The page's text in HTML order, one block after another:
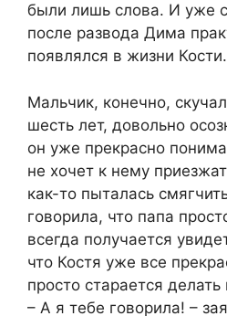
были лишь слова. И уже
после развода Дима
появлялся в жизни Кости.
Мальчик, конечно,
шесть лет, довольно
он уже прекрасно
не хочет к нему
как-то пыталась
говорила, что папа
всегда получается
что Костя уже все
просто старается делать
– А я тебе говорила! –